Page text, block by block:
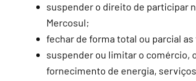
suspender o direito de participar
Mercosul;
fechar de forma total ou parcial
suspender ou limitar o comércio,
fornecimento de energia,